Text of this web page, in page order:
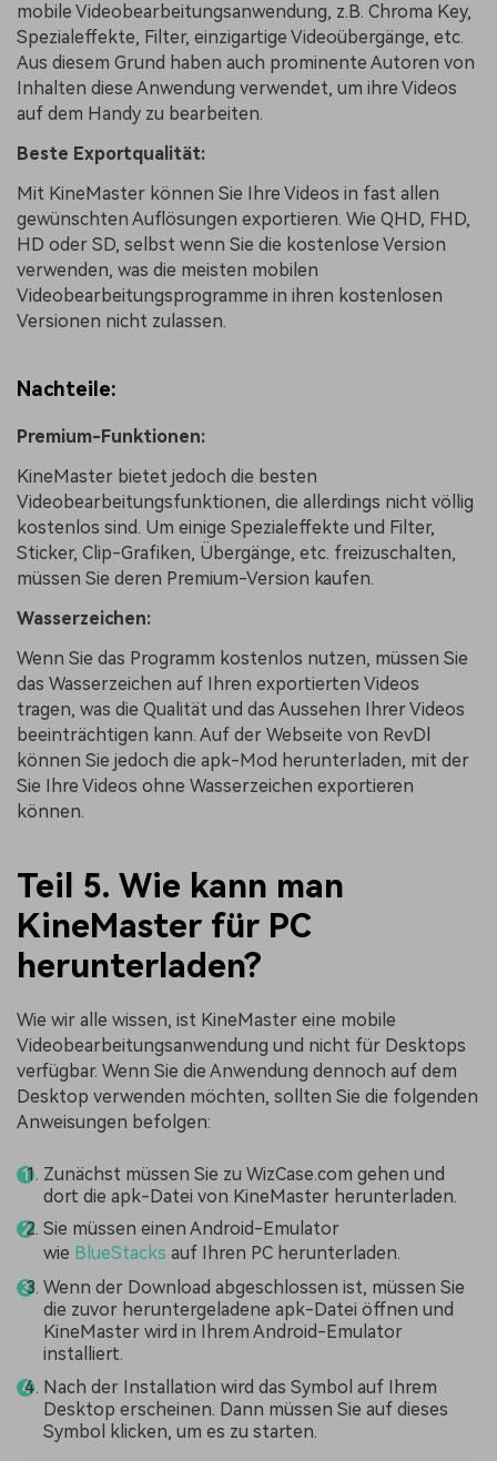
mobile Videobearbeitungsanwendung, z.B. Chroma Key,
Spezialeffekte, Filter, einzigartige Videoübergänge, etc.
Aus diesem Grund haben auch prominente Autoren von
Inhalten diese Anwendung verwendet, um ihre Videos
auf dem Handy zu bearbeiten.
Beste Exportqualität:
Mit KineMaster können Sie Ihre Videos in fast allen
gewünschten Auflösungen exportieren. Wie QHD, FHD,
HD oder SD, selbst wenn Sie die kostenlose Version
verwenden, was die meisten mobilen
Videobearbeitungsprogramme in ihren kostenlosen
Versionen nicht zulassen.
Nachteile:
Premium-Funktionen:
KineMaster bietet jedoch die besten
Videobearbeitungsfunktionen, die allerdings nicht völlig
kostenlos sind. Um einige Spezialeffekte und Filter,
Sticker, Clip-Grafiken, Übergänge, etc. freizuschalten,
müssen Sie deren Premium-Version kaufen.
Wasserzeichen:
Wenn Sie das Programm kostenlos nutzen, müssen Sie
das Wasserzeichen auf Ihren exportierten Videos
tragen, was die Qualität und das Aussehen Ihrer Videos
beeinträchtigen kann. Auf der Webseite von RevDl
können Sie jedoch die apk-Mod herunterladen, mit der
Sie Ihre Videos ohne Wasserzeichen exportieren
können.
Teil 5. Wie kann man
KineMaster für PC
herunterladen?
Wie wir alle wissen, ist KineMaster eine mobile
Videobearbeitungsanwendung und nicht für Desktops
verfügbar. Wenn Sie die Anwendung dennoch auf dem
Desktop verwenden möchten, sollten Sie die folgenden
Anweisungen befolgen:
Zunächst müssen Sie zu WizCase.com gehen und
dort die apk-Datei von KineMaster herunterladen.
Sie müssen einen Android-Emulator
wie BlueStacks auf Ihren PC herunterladen.
Wenn der Download abgeschlossen ist, müssen Sie
die zuvor heruntergeladene apk-Datei öffnen und
KineMaster wird in Ihrem Android-Emulator
installiert.
Nach der Installation wird das Symbol auf Ihrem
Desktop erscheinen. Dann müssen Sie auf dieses
Symbol klicken, um es zu starten.